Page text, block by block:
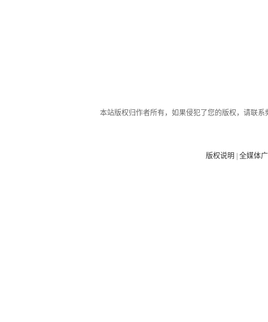
本站版权归作者所有，如果侵犯了您的版权，请联
版权说明 |全媒体